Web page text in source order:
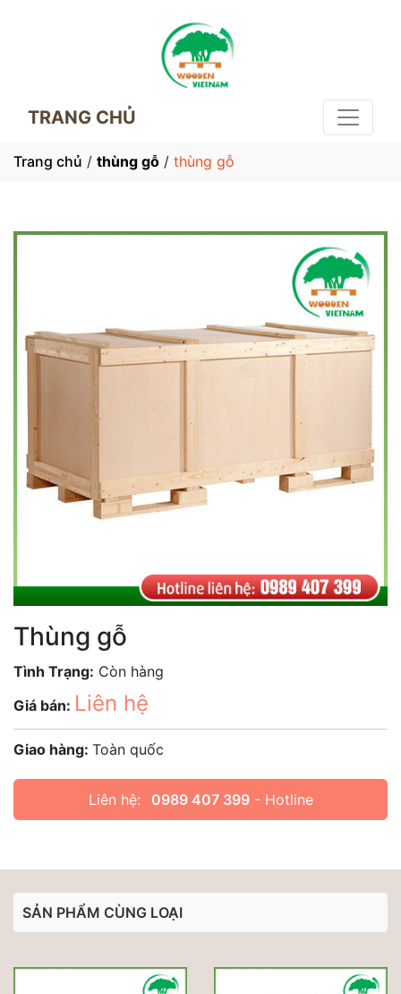
TRANG CHỦ
Trang chủ / thùng gỗ / thùng gỗ
Thùng gỗ
Tình Trạng: Còn hàng
Giá bán: Liên hệ
Giao hàng: Toàn quốc
Liên hệ: 0989 407 399- Hotline
SẢN PHẨM CÙNG LOẠI